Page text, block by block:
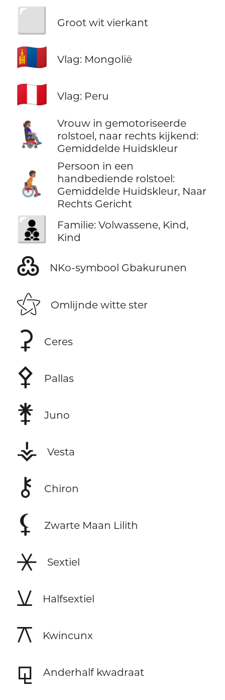
⬜ Groot wit vierkant
🇲🇳 Vlag: Mongolië
🇵🇪 Vlag: Peru
👩🏽‍🦼‍➡️
Vrouw in gemotoriseerde
rolstoel, naar rechts kijkend:
Gemiddelde Huidskleur
🧑🏽‍🦽‍➡️
Persoon in een
handbediende rolstoel:
Gemiddelde Huidskleur, Naar
Rechts Gericht
🧑‍🧒‍🧒
Familie: Volwassene, Kind,
Kind
߷ NKo-symbool Gbakurunen
⚝ Omlijnde witte ster
⚳ Ceres
⚴ Pallas
⚵ Juno
⚶ Vesta
⚷ Chiron
⚸ Zwarte Maan Lilith
⚹ Sextiel
⚺ Halfsextiel
⚻ Kwincunx
⚼ Anderhalf kwadraat